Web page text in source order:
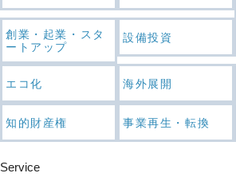
創業・起業・スタ
ートアップ
設備投資
エコ化 海外展開
知的財産権 事業再生・転換
Service